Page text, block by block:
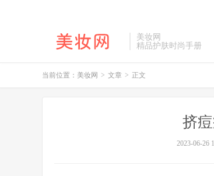
美妆网
精品护肤时尚手册
当前位置： 美妆网 > 文章 > 正文
挤
2023-06-26